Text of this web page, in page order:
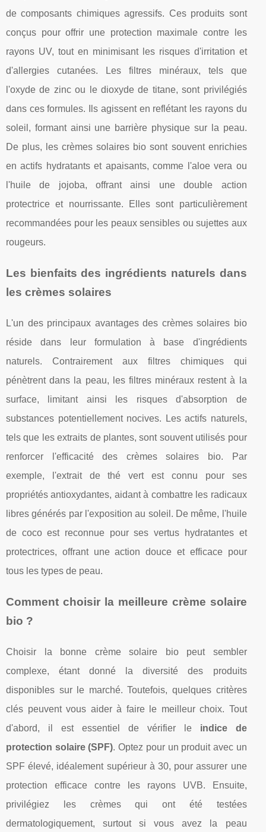
de composants chimiques agressifs. Ces produits sont
conçus pour offrir une protection maximale contre les
rayons UV, tout en minimisant les risques d'irritation et
d'allergies cutanées. Les filtres minéraux, tels que
l'oxyde de zinc ou le dioxyde de titane, sont privilégiés
dans ces formules. Ils agissent en reflétant les rayons du
soleil, formant ainsi une barrière physique sur la peau.
De plus, les crèmes solaires bio sont souvent enrichies
en actifs hydratants et apaisants, comme l'aloe vera ou
l'huile de jojoba, offrant ainsi une double action
protectrice et nourrissante. Elles sont particulièrement
recommandées pour les peaux sensibles ou sujettes aux
rougeurs.
Les bienfaits des ingrédients naturels dans
les crèmes solaires
L'un des principaux avantages des crèmes solaires bio
réside dans leur formulation à base d'ingrédients
naturels. Contrairement aux filtres chimiques qui
pénètrent dans la peau, les filtres minéraux restent à la
surface, limitant ainsi les risques d'absorption de
substances potentiellement nocives. Les actifs naturels,
tels que les extraits de plantes, sont souvent utilisés pour
renforcer l'efficacité des crèmes solaires bio. Par
exemple, l'extrait de thé vert est connu pour ses
propriétés antioxydantes, aidant à combattre les radicaux
libres générés par l'exposition au soleil. De même, l'huile
de coco est reconnue pour ses vertus hydratantes et
protectrices, offrant une action douce et efficace pour
tous les types de peau.
Comment choisir la meilleure crème solaire
bio ?
Choisir la bonne crème solaire bio peut sembler
complexe, étant donné la diversité des produits
disponibles sur le marché. Toutefois, quelques critères
clés peuvent vous aider à faire le meilleur choix. Tout
d'abord, il est essentiel de vérifier le indice de
protection solaire (SPF). Optez pour un produit avec un
SPF élevé, idéalement supérieur à 30, pour assurer une
protection efficace contre les rayons UVB. Ensuite,
privilégiez les crèmes qui ont été testées
dermatologiquement, surtout si vous avez la peau